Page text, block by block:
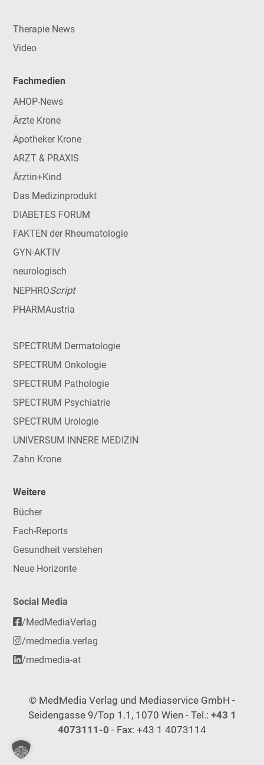
Therapie News
Video
Fachmedien
AHOP-News
Ärzte Krone
Apotheker Krone
ARZT & PRAXIS
Ärztin+Kind
Das Medizinprodukt
DIABETES FORUM
FAKTEN der Rheumatologie
GYN-AKTIV
neurologisch
NEPHROScript
PHARMAustria
SPECTRUM Dermatologie
SPECTRUM Onkologie
SPECTRUM Pathologie
SPECTRUM Psychiatrie
SPECTRUM Urologie
UNIVERSUM INNERE MEDIZIN
Zahn Krone
Weitere
Bücher
Fach-Reports
Gesundheit verstehen
Neue Horizonte
Social Media
/MedMediaVerlag
/medmedia.verlag
/medmedia-at
© MedMedia Verlag und Mediaservice GmbH -
Seidengasse 9/Top 1.1, 1070 Wien - Tel.: +43 1
4073111-0 - Fax: +43 1 4073114